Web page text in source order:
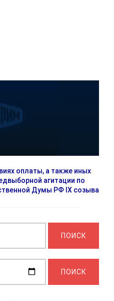
оплаты, а также иных
агитации по
Думы РФ IX созыва